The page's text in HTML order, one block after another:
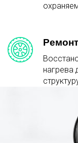
нагрева